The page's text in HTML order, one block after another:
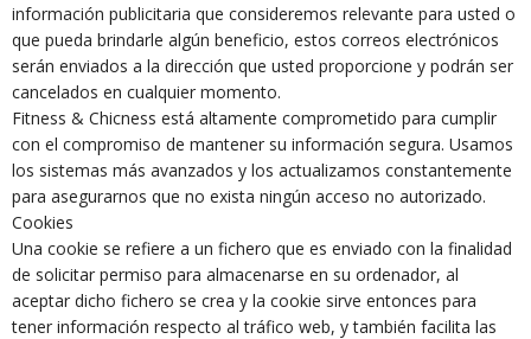
información publicitaria que consideremos relevante para usted o
que pueda brindarle algún beneficio, estos correos electrónicos
serán enviados a la dirección que usted proporcione y podrán ser
cancelados en cualquier momento.
Fitness & Chicness está altamente comprometido para cumplir
con el compromiso de mantener su información segura. Usamos
los sistemas más avanzados y los actualizamos constantemente
para asegurarnos que no exista ningún acceso no autorizado.
Cookies
Una cookie se refiere a un fichero que es enviado con la finalidad
de solicitar permiso para almacenarse en su ordenador, al
aceptar dicho fichero se crea y la cookie sirve entonces para
tener información respecto al tráfico web, y también facilita las